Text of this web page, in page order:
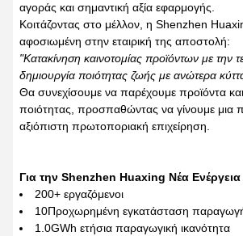
αγοράς και σημαντική αξία εφαρμογής.
Κοιτάζοντας στο μέλλον, η Shenzhen
αφοσιωμένη στην εταιρική της αποστολή:
"Κατακίνηση καινοτομίας προϊόντων με την
δημιουργία ποιότητας ζωής με ανώτερα
Θα συνεχίσουμε να παρέχουμε προϊόντα
ποιότητας, προσπαθώντας να γίνουμε μια
αξιόπιστη πρωτοποριακή επιχείρηση.
Για την Shenzhen Huaxing Νέα Ενέργεια
200+ εργαζόμενοι
10Προχωρημένη εγκατάσταση
1.0GWh ετήσια παραγωγική ικανότητα